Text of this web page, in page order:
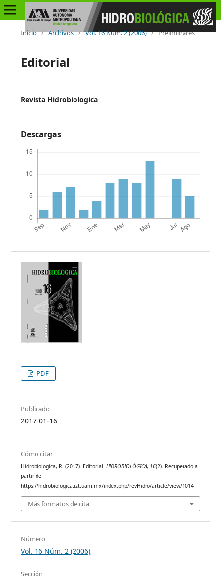
Inicio / Archivos / Vol. 16 Núm. 2 (2006) / Preliminares
Editorial
Revista Hidrobiologica
Descargas
PDF
Publicado
2017-01-16
Cómo citar
Hidrobiologica, R. (2017). Editorial.HIDROBIOLÓGICA, 16(2). Recuperado a
partir de
https://hidrobiologica.izt.uam.mx/index.php/revHidro/article/view/1014
Más formatos de cita
Número
Vol. 16 Núm. 2 (2006)
Sección